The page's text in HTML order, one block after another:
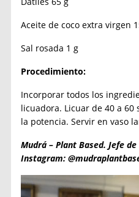
Aceite de coco extra virgen
Sal rosada 1 g
Procedimiento:
Incorporar todos los
licuadora. Licuar de 40 a
la potencia. Servir en vaso
Mudrá – Plant Based. Jefe
Instagram: